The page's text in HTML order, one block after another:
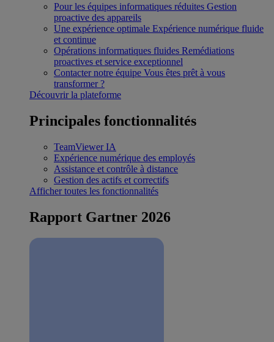
Pour les équipes informatiques réduites Gestion
proactive des appareils
Une expérience optimale Expérience numérique fluide
et continue
Opérations informatiques fluides Remédiations
proactives et service exceptionnel
Contacter notre équipe Vous êtes prêt à vous
transformer ?
Découvrir la plateforme
Principales fonctionnalités
TeamViewer IA
Expérience numérique des employés
Assistance et contrôle à distance
Gestion des actifs et correctifs
Afficher toutes les fonctionnalités
Rapport Gartner 2026